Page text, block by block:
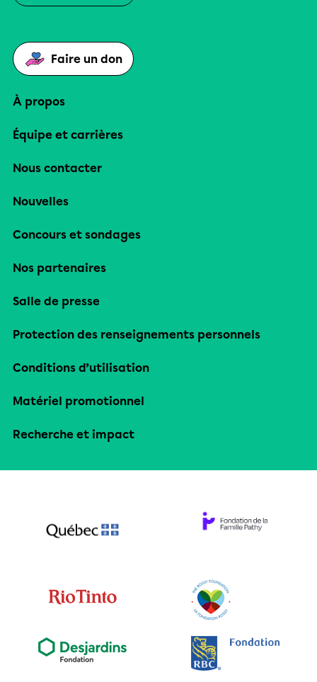
Faire un don
À propos
Équipe et carrières
Nous contacter
Nouvelles
Concours et sondages
Nos partenaires
Salle de presse
Protection des renseignements personnels
Conditions d’utilisation
Matériel promotionnel
Recherche et impact